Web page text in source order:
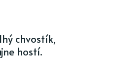
chvostík,
hostí.